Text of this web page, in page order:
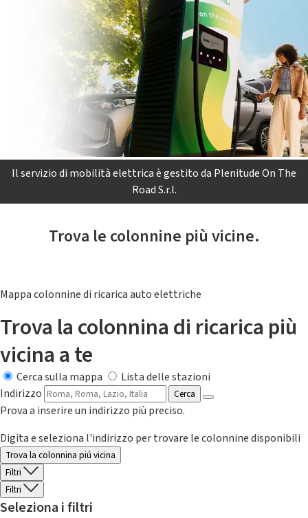
Il servizio di mobilità elettrica è gestito da Plenitude On The
Road S.r.l.
Trova le colonnine più vicine.
Mappa colonnine di ricarica auto elettriche
Trova la colonnina di ricarica più
vicina a te
Cerca sulla mappa
Lista delle stazioni
Indirizzo
Cerca
Prova a inserire un indirizzo più preciso.
Digita e seleziona l'indirizzo per trovare le colonnine disponibili
Trova la colonnina piú vicina
Filtri
Filtri
Seleziona i filtri